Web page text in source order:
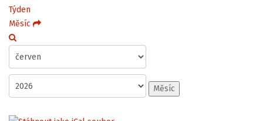
Týden
Měsíc
Měsíc